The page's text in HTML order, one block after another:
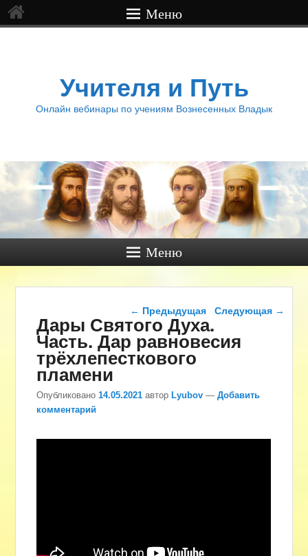
Меню
Учителя и Путь
Онлайн вебинары по учениям Вознесенных Владык
Меню
Навигация по записям
← Предыдущая Следующая →
Дары Святого Духа.
Часть. Дар равновесия
трёхлепесткового
пламени
Опубликовано14.05.2021 авторLyubov —Добавить
комментарий